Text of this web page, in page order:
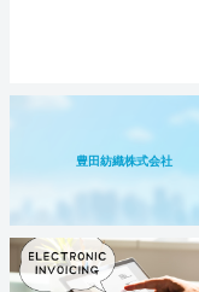
豊田紡織株式会社